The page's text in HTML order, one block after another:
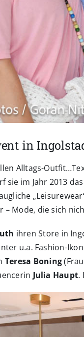
in
Alltags-
sie im Jahr 2013
– Mode, die sich
ihren Store in
u.a. Fashion-
Teresa Boning
Julia Haupt.